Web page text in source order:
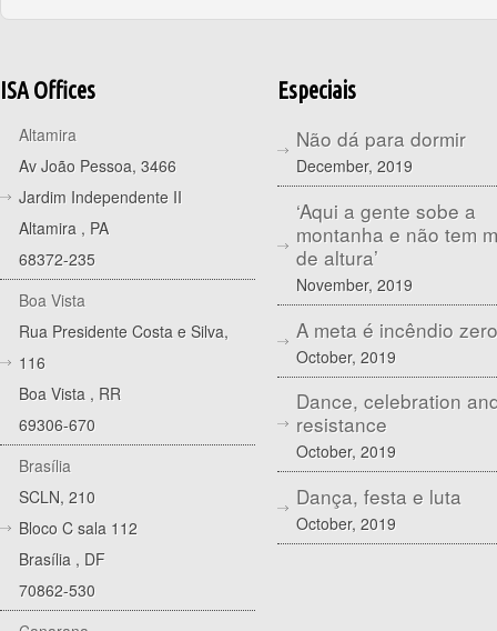
ISA Offices
Altamira
Av João Pessoa, 3466
Jardim Independente II
Altamira , PA
68372-235
Boa Vista
Rua Presidente Costa e Silva,
116
Boa Vista , RR
69306-670
Brasília
SCLN, 210
Bloco C sala 112
Brasília , DF
70862-530
Especiais
Não dá para dormir
December, 2019
‘Aqui a gente sobe a
montanha e não tem
de altura’
November, 2019
A meta é incêndio zero
October, 2019
Dance, celebration
resistance
October, 2019
Dança, festa e luta
October, 2019